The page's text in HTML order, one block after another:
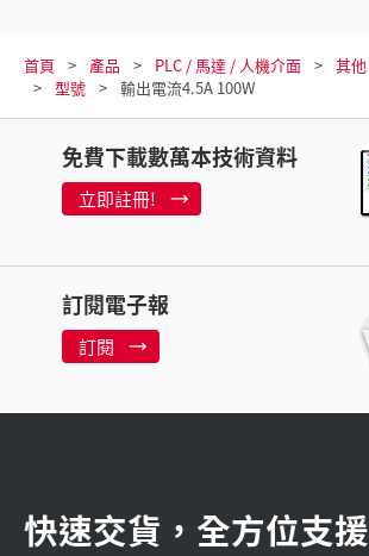
首頁 產品 PLC / 馬達 / 人機介面 其他
型號
輸出電流4.5A 100W
免費下載數萬本技術資料
立即註冊!
訂閱電子報
訂閱
快速交貨，全方位支援